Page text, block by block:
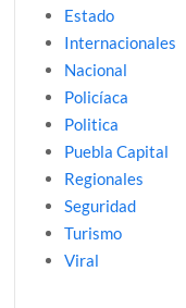
Estado
Internacionales
Nacional
Policíaca
Politica
Puebla Capital
Regionales
Seguridad
Turismo
Viral